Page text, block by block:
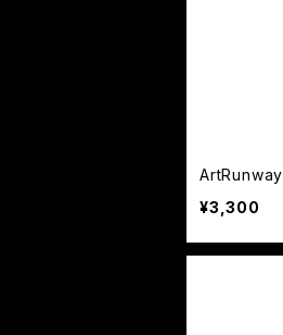
¥3,300